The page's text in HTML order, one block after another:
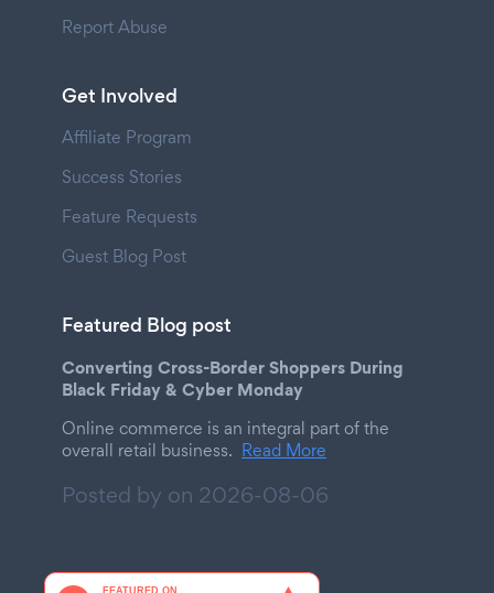
Report Abuse
Get Involved
Affiliate Program
Success Stories
Feature Requests
Guest Blog Post
Featured Blog post
Converting Cross-Border Shoppers During
Black Friday & Cyber Monday
Online commerce is an integral part of the
overall retail business. Read More
Posted by on 2026-08-06